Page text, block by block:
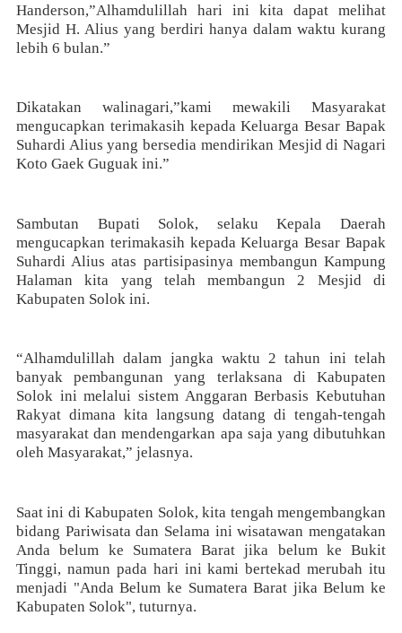
Handerson,”Alhamdulillah hari ini kita dapat melihat
Mesjid H. Alius yang berdiri hanya dalam waktu kurang
lebih 6 bulan.”
Dikatakan walinagari,”kami mewakili Masyarakat
mengucapkan terimakasih kepada Keluarga Besar Bapak
Suhardi Alius yang bersedia mendirikan Mesjid di Nagari
Koto Gaek Guguak ini.”
Sambutan Bupati Solok, selaku Kepala Daerah
mengucapkan terimakasih kepada Keluarga Besar Bapak
Suhardi Alius atas partisipasinya membangun Kampung
Halaman kita yang telah membangun 2 Mesjid di
Kabupaten Solok ini.
“Alhamdulillah dalam jangka waktu 2 tahun ini telah
banyak pembangunan yang terlaksana di Kabupaten
Solok ini melalui sistem Anggaran Berbasis Kebutuhan
Rakyat dimana kita langsung datang di tengah-tengah
masyarakat dan mendengarkan apa saja yang dibutuhkan
oleh Masyarakat,” jelasnya.
Saat ini di Kabupaten Solok, kita tengah mengembangkan
bidang Pariwisata dan Selama ini wisatawan mengatakan
Anda belum ke Sumatera Barat jika belum ke Bukit
Tinggi, namun pada hari ini kami bertekad merubah itu
menjadi "Anda Belum ke Sumatera Barat jika Belum ke
Kabupaten Solok", tuturnya.